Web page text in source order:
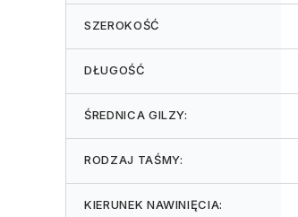
SZEROKOŚĆ
DŁUGOŚĆ
ŚREDNICA GILZY:
RODZAJ TAŚMY:
KIERUNEK NAWINIĘCIA: